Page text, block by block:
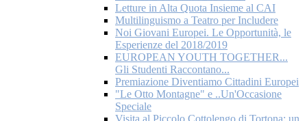
Letture in Alta Quota Insieme al CAI
Multilinguismo a Teatro per Includere
Noi Giovani Europei. Le Opportunità, le
Esperienze del 2018/2019
EUROPEAN YOUTH TOGETHER...
Gli Studenti Raccontano...
Premiazione Diventiamo Cittadini Europei
"Le Otto Montagne" e ..Un'Occasione
Speciale